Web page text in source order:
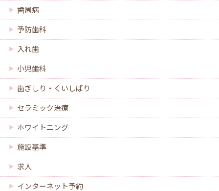
歯周病
予防歯科
入れ歯
小児歯科
歯ぎしり・くいしばり
セラミック治療
ホワイトニング
施設基準
求人
インターネット予約